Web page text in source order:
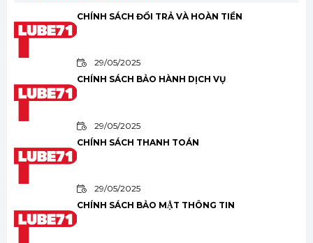
CHÍNH SÁCH ĐỔI TRẢ VÀ HOÀN TIỀN
29/05/2025
CHÍNH SÁCH BẢO HÀNH DỊCH VỤ
29/05/2025
CHÍNH SÁCH THANH TOÁN
29/05/2025
CHÍNH SÁCH BẢO MẬT THÔNG TIN